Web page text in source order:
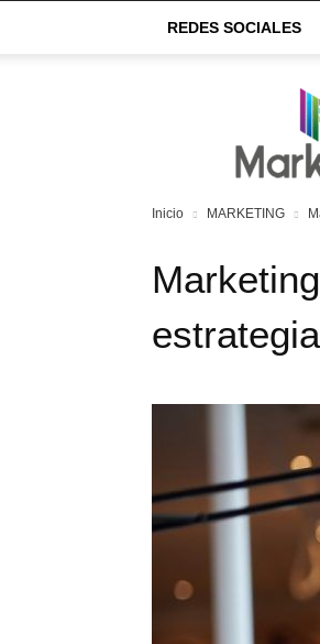
REDES SOCIALES
Inicio MARKETING